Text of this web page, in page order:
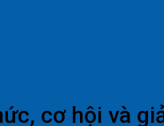
cơ hội và